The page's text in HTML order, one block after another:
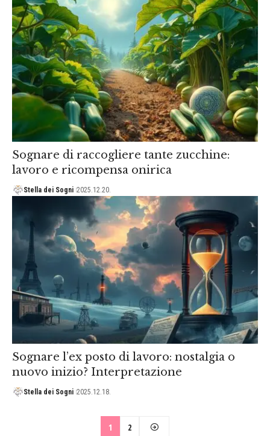
Sognare di raccogliere tante zucchine:
lavoro e ricompensa onirica
Stella dei Sogni 2025.12.20.
Sognare l’ex posto di lavoro: nostalgia o
nuovo inizio? Interpretazione
Stella dei Sogni 2025.12.18.
1 2